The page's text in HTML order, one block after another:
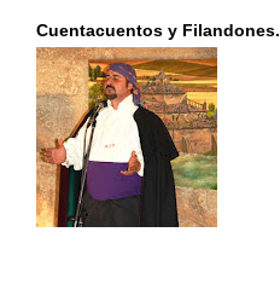
Cuentacuentos y Filandones.